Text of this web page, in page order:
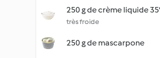
250 g de crème liquide
très froide
250 g de mascarpone